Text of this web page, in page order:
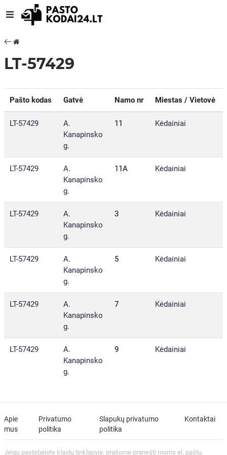
LT-57429
Pašto kodas Gatvė Namo nr Miestas / Vietovė
LT-57429
A.
Kanapinsko
g.
11 Kėdainiai
LT-57429
A.
Kanapinsko
g.
11A Kėdainiai
LT-57429
A.
Kanapinsko
g.
3 Kėdainiai
LT-57429
A.
Kanapinsko
g.
5 Kėdainiai
LT-57429
A.
Kanapinsko
g.
7 Kėdainiai
LT-57429
A.
Kanapinsko
g.
9 Kėdainiai
Apie
mus
Privatumo
politika
Slapukų privatumo
politika
Kontaktai
Jeigu pastebėjote klaidų tinklapyje, prašome pranešti mums el. paštu